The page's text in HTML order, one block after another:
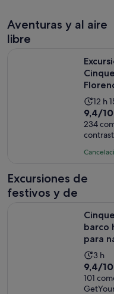
1 hora
Aventuras y al aire
libre
La
de
la
15
12 h
9.4
sobre
10
con
9,4/10
234
Excursiones de
festivos y de
barco
para
La
de
3 h
9.4
sobre
10
9,4/10
101